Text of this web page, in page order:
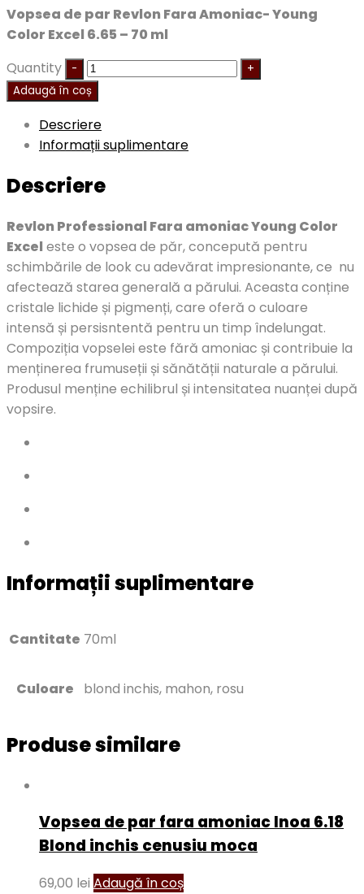
Vopsea de par Revlon Fara Amoniac- Young
Color Excel 6.65 – 70 ml
Quantity
Adaugă în coș
Descriere
Informații suplimentare
Descriere
Revlon Professional Fara amoniac Young Color
Excel este o vopsea de păr, concepută pentru
schimbările de look cu adevărat impresionante, ce nu
afectează starea generală a părului. Aceasta conține
cristale lichide și pigmenți, care oferă o culoare
intensă și persisntentă pentru un timp îndelungat.
Compoziția vopselei este fără amoniac și contribuie la
menținerea frumuseții și sănătății naturale a părului.
Produsul menține echilibrul și intensitatea nuanței după
vopsire.
Informații suplimentare
Cantitate 70ml
Culoare blond inchis, mahon, rosu
Produse similare
Vopsea de par fara amoniac Inoa 6.18
Blond inchis cenusiu moca
69,00 lei Adaugă în coș